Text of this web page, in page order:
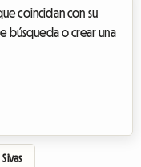
coincidan con su
búsqueda o crear una
Sivas